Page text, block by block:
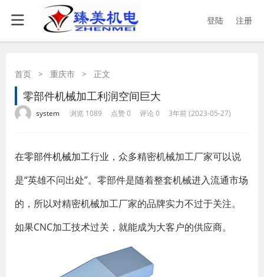
登陆 注册
首页 > 重庆市 > 正文
零部件机械加工利润空间巨大
system 浏览 1089 点赞 0 评论 0 3年前 (2023-05-27)
在零部件机械加工行业，众多精密机械加工厂家可以说
是“英雄不问出处”。零部件是随着整套机械进入流通市场
的，所以对精密机械加工厂家的品牌实力不过于关注。
如果CNC加工技术过关，就能成为大客户的供应商。